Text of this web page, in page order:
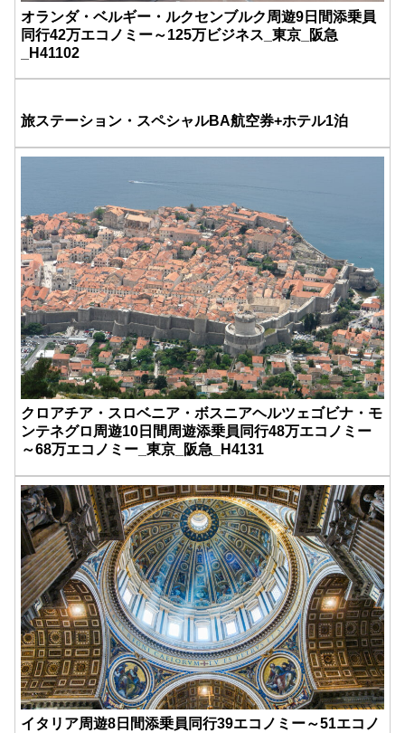
オランダ・ベルギー・ルクセンブルク周遊9日間添乗員
同行42万エコノミー～125万ビジネス_東京_阪急
_H41102
旅ステーション・スペシャルBA航空券+ホテル1泊
クロアチア・スロベニア・ボスニアヘルツェゴビナ・モ
ンテネグロ周遊10日間周遊添乗員同行48万エコノミー
～68万エコノミー_東京_阪急_H4131
イタリア周遊8日間添乗員同行39エコノミー～51エコノ